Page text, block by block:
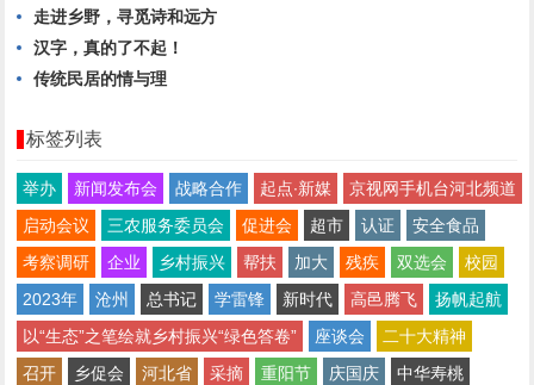
走进乡野，寻觅诗和远方
汉字，真的了不起！
传统民居的情与理
标签列表
举办 新闻发布会 战略合作 起点∙新媒
京视网手机台河北频道
启动会议
三农服务委员会 促进会 超市 认证
安全食品
考察调研
企业 乡村振兴 帮扶 加大 残疾 双选会
校园
2023年
沧州 总书记 学雷锋 新时代 高邑腾飞
扬帆起航
以“生态”之笔绘就乡村振兴“绿色答卷”
座谈会
二十大精神
召开
乡促会 河北省 采摘 重阳节 庆国庆
中华寿桃